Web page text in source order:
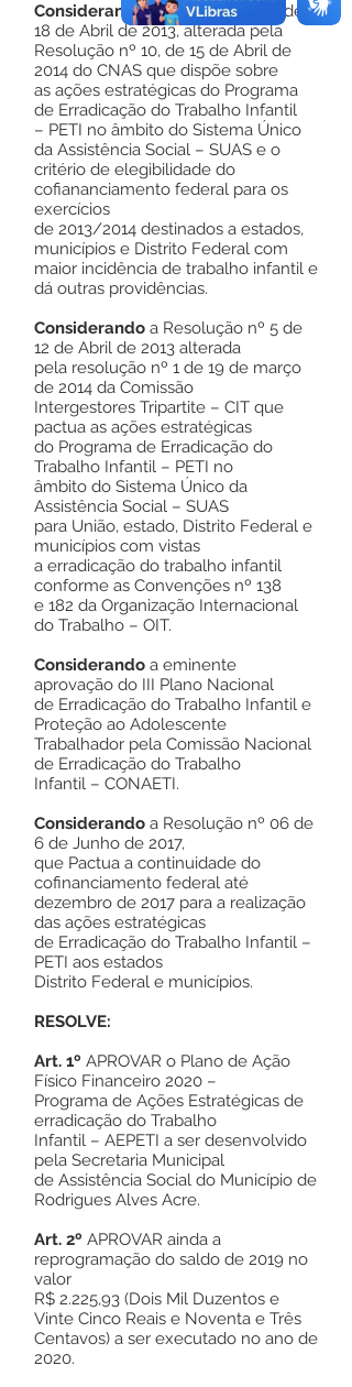
Considerandoa Resolução nº 8 de
18 de Abril de 2013, alterada pela
Resolução nº 10, de 15 de Abril de
2014 do CNAS que dispõe sobre
as ações estratégicas do Programa
de Erradicação do Trabalho Infantil
– PETI no âmbito do Sistema Único
da Assistência Social – SUAS e o
critério de elegibilidade do
cofiananciamento federal para os
exercícios
de 2013/2014 destinados a estados,
municípios e Distrito Federal com
maior incidência de trabalho infantil e
dá outras providências.
Considerando a Resolução nº 5 de
12 de Abril de 2013 alterada
pela resolução nº 1 de 19 de março
de 2014 da Comissão
Intergestores Tripartite – CIT que
pactua as ações estratégicas
do Programa de Erradicação do
Trabalho Infantil – PETI no
âmbito do Sistema Único da
Assistência Social – SUAS
para União, estado, Distrito Federal e
municípios com vistas
a erradicação do trabalho infantil
conforme as Convenções nº 138
e 182 da Organização Internacional
do Trabalho – OIT.
Considerando a eminente
aprovação do III Plano Nacional
de Erradicação do Trabalho Infantil e
Proteção ao Adolescente
Trabalhador pela Comissão Nacional
de Erradicação do Trabalho
Infantil – CONAETI.
Considerando a Resolução nº 06 de
6 de Junho de 2017,
que Pactua a continuidade do
cofinanciamento federal até
dezembro de 2017 para a realização
das ações estratégicas
de Erradicação do Trabalho Infantil –
PETI aos estados
Distrito Federal e municípios.
RESOLVE:
Art. 1º APROVAR o Plano de Ação
Físico Financeiro 2020 –
Programa de Ações Estratégicas de
erradicação do Trabalho
Infantil – AEPETI a ser desenvolvido
pela Secretaria Municipal
de Assistência Social do Município de
Rodrigues Alves Acre.
Art. 2º APROVAR ainda a
reprogramação do saldo de 2019 no
valor
R$ 2.225,93 (Dois Mil Duzentos e
Vinte Cinco Reais e Noventa e Três
Centavos) a ser executado no ano de
2020.